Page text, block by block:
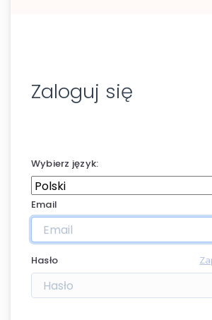
Zaloguj się
Wybierz język:
Email
Hasło